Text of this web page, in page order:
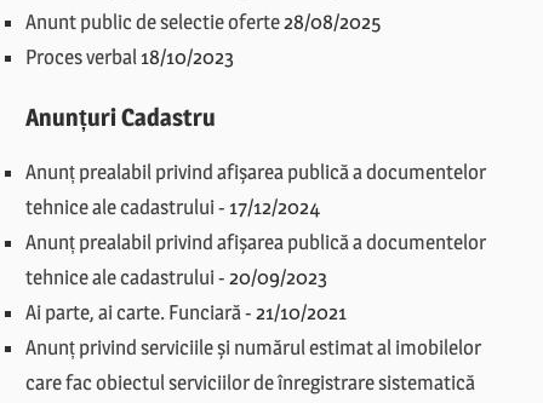
Anunt public de selectie oferte28/08/2025
Proces verbal 18/10/2023
Anunțuri Cadastru
Anunț prealabil privind afișarea publică a documentelor
tehnice ale cadastrului- 17/12/2024
Anunț prealabil privind afișarea publică a documentelor
tehnice ale cadastrului-20/09/2023
Ai parte, ai carte. Funciară -21/10/2021
Anunț privind serviciile și numărul estimat al imobilelor
care fac obiectul serviciilor de înregistrare sistematică